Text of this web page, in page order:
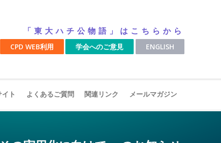
「東大ハチ公物語」はこちらから
CPD WEB利用 学会へのご意見 ENGLISH
ト よくあるご質問 関連リンク メールマガジン